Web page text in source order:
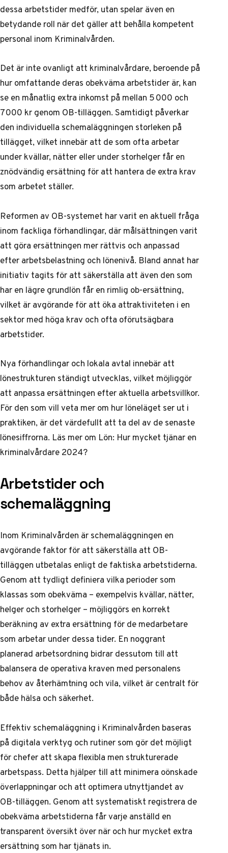
dessa arbetstider medför, utan spelar även en
betydande roll när det gäller att behålla kompetent
personal inom Kriminalvården.
Det är inte ovanligt att kriminalvårdare, beroende på
hur omfattande deras obekväma arbetstider är, kan
se en månatlig extra inkomst på mellan 5 000 och
7 000 kr genom OB-tilläggen. Samtidigt påverkar
den individuella schemaläggningen storleken på
tillägget, vilket innebär att de som ofta arbetar
under kvällar, nätter eller under storhelger får en
znödvändig ersättning för att hantera de extra krav
som arbetet ställer.
Reformen av OB-systemet har varit en aktuell fråga
inom fackliga förhandlingar, där målsättningen varit
att göra ersättningen mer rättvis och anpassad
efter arbetsbelastning och lönenivå. Bland annat har
initiativ tagits för att säkerställa att även den som
har en lägre grundlön får en rimlig ob-ersättning,
vilket är avgörande för att öka attraktiviteten i en
sektor med höga krav och ofta oförutsägbara
arbetstider.
Nya förhandlingar och lokala avtal innebär att
lönestrukturen ständigt utvecklas, vilket möjliggör
att anpassa ersättningen efter aktuella arbetsvillkor.
För den som vill veta mer om hur löneläget ser ut i
praktiken, är det värdefullt att ta del av de senaste
lönesiffrorna. Läs mer om Lön: Hur mycket tjänar en
kriminalvårdare 2024?
Arbetstider och
schemaläggning
Inom Kriminalvården är schemaläggningen en
avgörande faktor för att säkerställa att OB-
tilläggen utbetalas enligt de faktiska arbetstiderna.
Genom att tydligt definiera vilka perioder som
klassas som obekväma – exempelvis kvällar, nätter,
helger och storhelger – möjliggörs en korrekt
beräkning av extra ersättning för de medarbetare
som arbetar under dessa tider. En noggrant
planerad arbetsordning bidrar dessutom till att
balansera de operativa kraven med personalens
behov av återhämtning och vila, vilket är centralt för
både hälsa och säkerhet.
Effektiv schemaläggning i Kriminalvården baseras
på digitala verktyg och rutiner som gör det möjligt
för chefer att skapa flexibla men strukturerade
arbetspass. Detta hjälper till att minimera oönskade
överlappningar och att optimera utnyttjandet av
OB-tilläggen. Genom att systematiskt registrera de
obekväma arbetstiderna får varje anställd en
transparent översikt över när och hur mycket extra
ersättning som har tjänats in.